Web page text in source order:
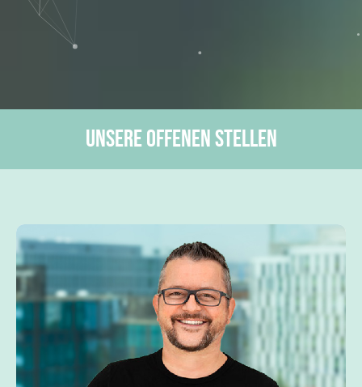
Unsere offenen Stellen